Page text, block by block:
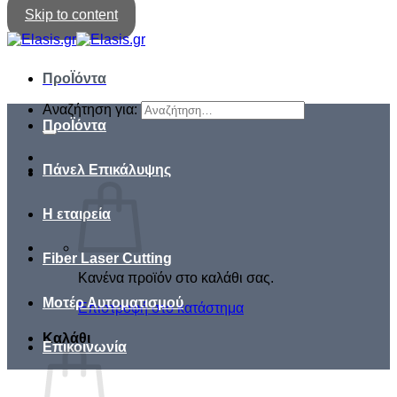
Skip to content
ΠροΪόντα
Αναζήτηση για:
Κανένα προϊόν στο καλάθι σας.
Επιστροφή στο κατάστημα
Καλάθι
ΠροΪόντα
Πάνελ Επικάλυψης
Η εταιρεία
Fiber Laser Cutting
Μοτέρ Αυτοματισμού
Επικοινωνία